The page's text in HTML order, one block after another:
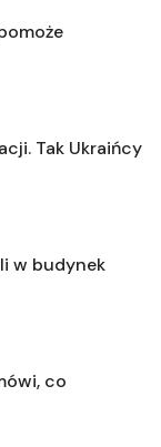
Tak Ukraińcy
w budynek
co